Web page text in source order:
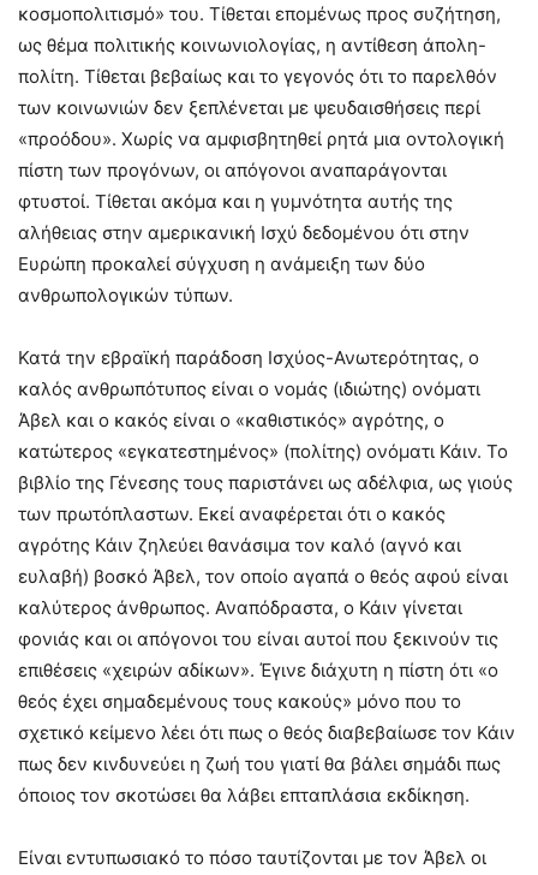
κοσμοπολιτισμό» του. Τίθεται επομένως προς συζήτηση,
ως θέμα πολιτικής κοινωνιολογίας, η αντίθεση άπολη-
πολίτη. Τίθεται βεβαίως και το γεγονός ότι το παρελθόν
των κοινωνιών δεν ξεπλένεται με ψευδαισθήσεις περί
«προόδου». Χωρίς να αμφισβητηθεί ρητά μια οντολογική
πίστη των προγόνων, οι απόγονοι αναπαράγονται
φτυστοί. Τίθεται ακόμα και η γυμνότητα αυτής της
αλήθειας στην αμερικανική Ισχύ δεδομένου ότι στην
Ευρώπη προκαλεί σύγχυση η ανάμειξη των δύο
ανθρωπολογικών τύπων.
Κατά την εβραϊκή παράδοση Ισχύος-Ανωτερότητας, ο
καλός ανθρωπότυπος είναι ο νομάς (ιδιώτης) ονόματι
Άβελ και ο κακός είναι ο «καθιστικός» αγρότης, ο
κατώτερος «εγκατεστημένος» (πολίτης) ονόματι Κάιν. Το
βιβλίο της Γένεσης τους παριστάνει ως αδέλφια, ως γιούς
των πρωτόπλαστων. Εκεί αναφέρεται ότι ο κακός
αγρότης Κάιν ζηλεύει θανάσιμα τον καλό (αγνό και
ευλαβή) βοσκό Άβελ, τον οποίο αγαπά ο θεός αφού είναι
καλύτερος άνθρωπος. Αναπόδραστα, ο Κάιν γίνεται
φονιάς και οι απόγονοι του είναι αυτοί που ξεκινούν τις
επιθέσεις «χειρών αδίκων». Έγινε διάχυτη η πίστη ότι «ο
θεός έχει σημαδεμένους τους κακούς» μόνο που το
σχετικό κείμενο λέει ότι πως ο θεός διαβεβαίωσε τον Κάιν
πως δεν κινδυνεύει η ζωή του γιατί θα βάλει σημάδι πως
όποιος τον σκοτώσει θα λάβει επταπλάσια εκδίκηση.
Είναι εντυπωσιακό το πόσο ταυτίζονται με τον Άβελ οι